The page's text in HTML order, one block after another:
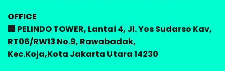
OFFICE
🏢 PELINDO TOWER, Lantai 4, Jl. Yos Sudarso Kav,
RT06/RW13 No.9, Rawabadak,
Kec.Koja,Kota Jakarta Utara 14230